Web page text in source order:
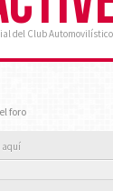
del Club
foro
aquí